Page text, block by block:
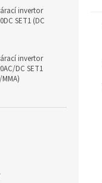
invertor
SET1 (DC
invertor
DC SET1